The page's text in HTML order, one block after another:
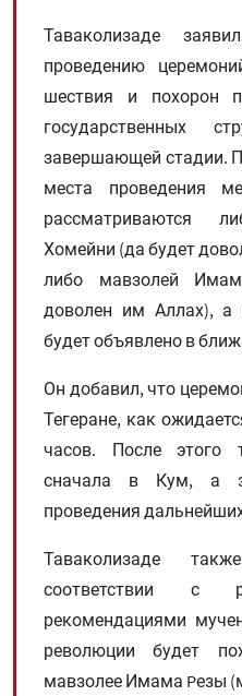
Таваколизаде
проведению
шествия и похорон
государственных
завершающей стадии.
места проведения
рассматриваются
Хомейни (да будет
либо мавзолей
доволен им Аллах), а
будет объявлено в
Он добавил, что
Тегеране, как
часов. После этого
сначала в Кум, а
проведения
Таваколизаде
соответствии с
рекомендациями
революции будет
мавзолее Имама Pезы